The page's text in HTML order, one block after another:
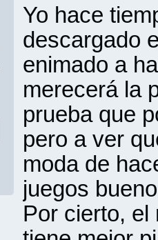
Yo hace
descargado
enimado a
merecerá la
prueba que
pero a ver
moda de
juegos
Por cierto, el